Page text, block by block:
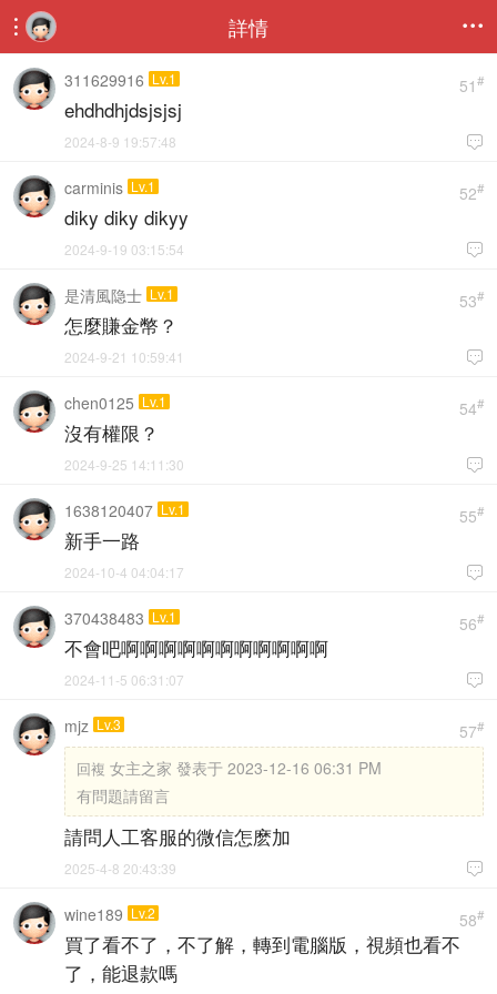
 詳情 
51#
311629916 Lv.1
ehdhdhjdsjsjsj

2024-8-9 19:57:48
52#
carminis Lv.1
diky diky dikyy

2024-9-19 03:15:54
53#
是清風隐士 Lv.1
怎麼賺金幣？

2024-9-21 10:59:41
54#
chen0125 Lv.1
沒有權限？

2024-9-25 14:11:30
55#
1638120407 Lv.1
新手一路

2024-10-4 04:04:17
56#
370438483 Lv.1
不會吧啊啊啊啊啊啊啊啊啊啊啊

2024-11-5 06:31:07
57#
mjz Lv.3
回複 女主之家 發表于 2023-12-16 06:31 PM
有問題請留言
請問人工客服的微信怎麽加

2025-4-8 20:43:39
58#
wine189 Lv.2
買了看不了，不了解，轉到電腦版，視頻也看不
了，能退款嗎